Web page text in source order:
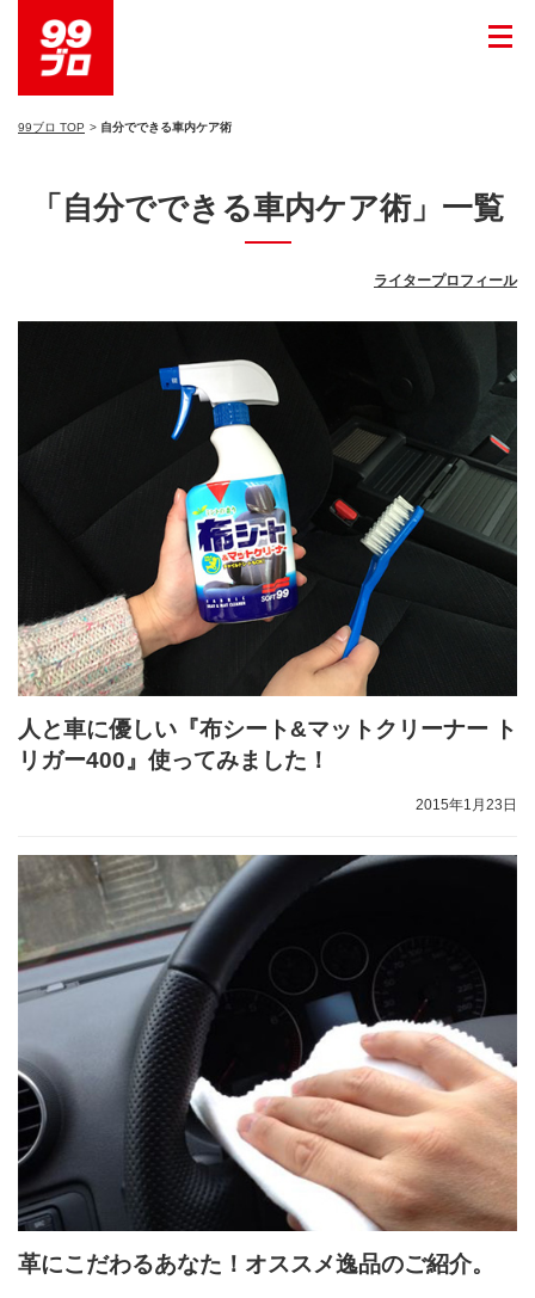
99ブロ TOP 自分でできる車内ケア術
「自分でできる車内ケア術」一覧
ライタープロフィール
人と車に優しい『布シート&マットクリーナー ト
リガー400』使ってみました！
2015年1月23日
革にこだわるあなた！オススメ逸品のご紹介。